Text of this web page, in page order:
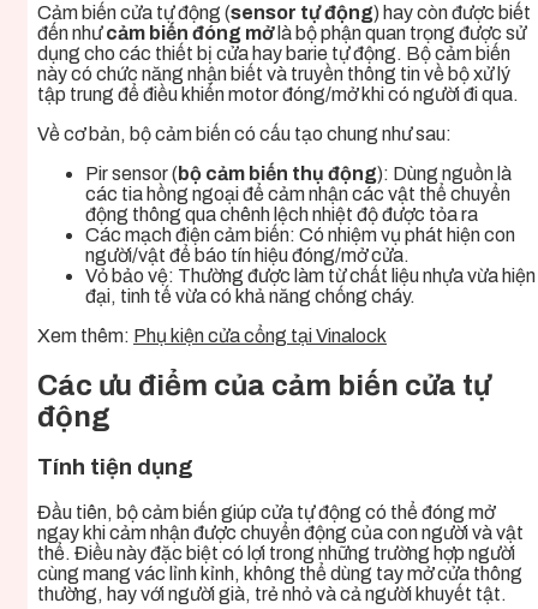
Cảm biến cửa tự động (sensor tự động) hay còn được biết
đến nhưcảm biến đóng mởlà bộ phận quan trọng được sử
dụng cho các thiết bị cửa hay barie tự động. Bộ cảm biến
này có chức năng nhận biết và truyền thông tin về bộ xử lý
tập trung để điều khiển motor đóng/mở khi có người đi qua.
Về cơ bản, bộ cảm biến có cấu tạo chung như sau:
Pir sensor (bộ cảm biến thụ động): Dùng nguồn là
các tia hồng ngoại để cảm nhận các vật thể chuyển
động thông qua chênh lệch nhiệt độ được tỏa ra
Các mạch điện cảm biến: Có nhiệm vụ phát hiện con
người/vật để báo tín hiệu đóng/mở cửa.
Vỏ bảo vệ: Thường được làm từ chất liệu nhựa vừa hiện
đại, tinh tế vừa có khả năng chống cháy.
Xem thêm: Phụ kiện cửa cổng tại Vinalock
Các ưu điểm của cảm biến cửa tự
động
Tính tiện dụng
Đầu tiên, bộ cảm biến giúp cửa tự động có thể đóng mở
ngay khi cảm nhận được chuyển động của con người và vật
thể. Điều này đặc biệt có lợi trong những trường hợp người
cùng mang vác lỉnh kỉnh, không thể dùng tay mở cửa thông
thường, hay với người già, trẻ nhỏ và cả người khuyết tật.